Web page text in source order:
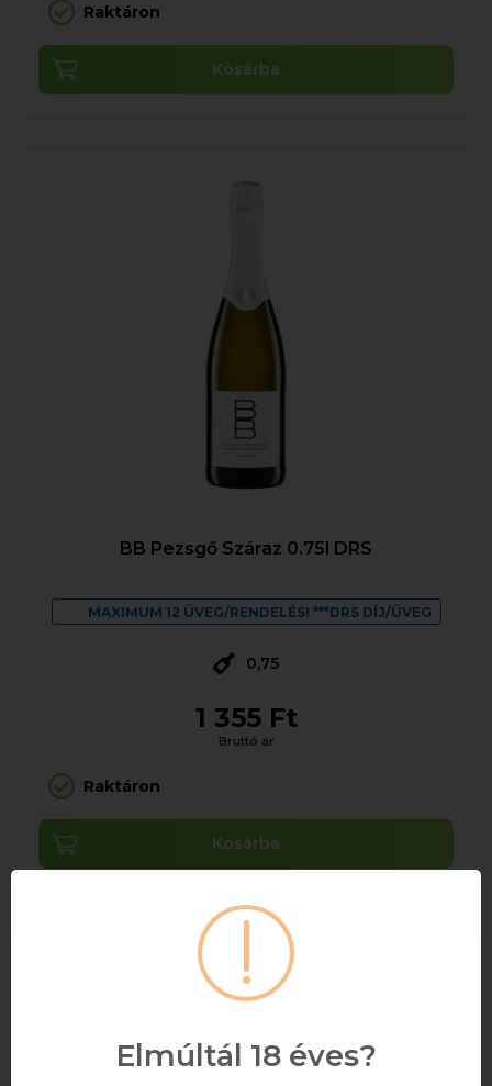
Raktáron
Kosárba
BB Pezsgő Száraz 0.75l DRS
MAXIMUM 12 ÜVEG/RENDELÉS! ***DRS DÍJ/ÜVEG
0,75
1 355 Ft
Bruttó ár
Raktáron
Kosárba
Elmúltál 18 éves?